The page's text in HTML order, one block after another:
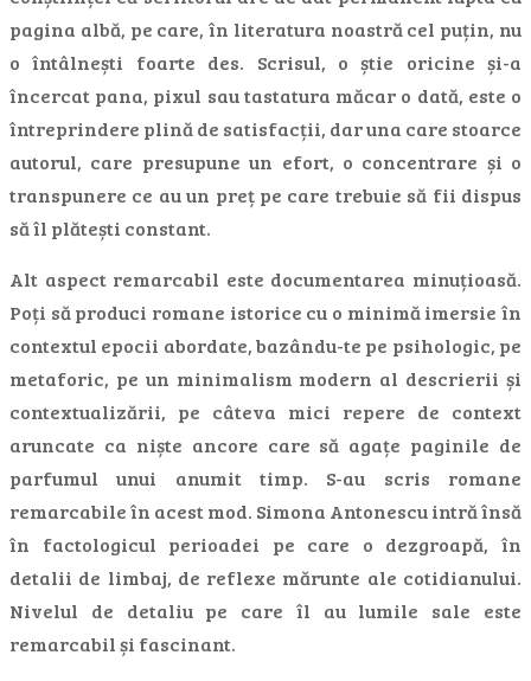
pagina albă, pe care, în literatura noastră cel puțin, nu
o întâlnești foarte des. Scrisul, o știe oricine și-a
încercat pana, pixul sau tastatura măcar o dată, este o
întreprindere plină de satisfacții, dar una care stoarce
autorul, care presupune un efort, o concentrare și o
transpunere ce au un preț pe care trebuie să fii dispus
să îl plătești constant.
Alt aspect remarcabil este documentarea minuțioasă.
Poți să produci romane istorice cu o minimă imersie în
contextul epocii abordate, bazându-te pe psihologic, pe
metaforic, pe un minimalism modern al descrierii și
contextualizării, pe câteva mici repere de context
aruncate ca niște ancore care să agațe paginile de
parfumul unui anumit timp. S-au scris romane
remarcabile în acest mod. Simona Antonescu intră însă
în factologicul perioadei pe care o dezgroapă, în
detalii de limbaj, de reflexe mărunte ale cotidianului.
Nivelul de detaliu pe care îl au lumile sale este
remarcabil și fascinant.